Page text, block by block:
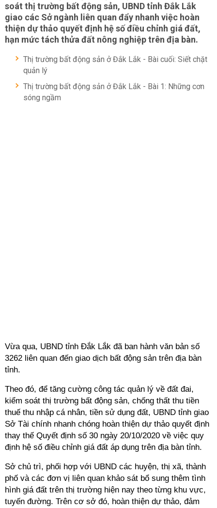
soát thị trường bất động sản, UBND tỉnh Đắk Lắk
giao các Sở ngành liên quan đẩy nhanh việc hoàn
thiện dự thảo quyết định hệ số điều chỉnh giá đất,
hạn mức tách thửa đất nông nghiệp trên địa bàn.
Thị trường bất động sản ở Đắk Lắk - Bài cuối: Siết chặt
quản lý
Thị trường bất động sản ở Đắk Lắk - Bài 1: Những cơn
sóng ngầm
Vừa qua, UBND tỉnh Đắk Lắk đã ban hành văn bản số
3262 liên quan đến giao dịch bất động sản trên địa bàn
tỉnh.
Theo đó, để tăng cường công tác quản lý về đất đai,
kiểm soát thị trường bất động sản, chống thất thu tiền
thuế thu nhập cá nhân, tiền sử dụng đất, UBND tỉnh giao
Sở Tài chính nhanh chóng hoàn thiện dự thảo quyết định
thay thế Quyết định số 30 ngày 20/10/2020 về việc quy
định hệ số điều chỉnh giá đất áp dụng trên địa bàn tỉnh.
Sở chủ trì, phối hợp với UBND các huyện, thị xã, thành
phố và các đơn vị liên quan khảo sát bổ sung thêm tình
hình giá đất trên thị trường hiện nay theo từng khu vực,
tuyến đường. Trên cơ sở đó, hoàn thiện dự thảo, đảm